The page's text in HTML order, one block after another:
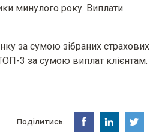
минулого року. Виплати
за сумою зібраних страхових
3 за сумою виплат клієнтам.
Поділитись: